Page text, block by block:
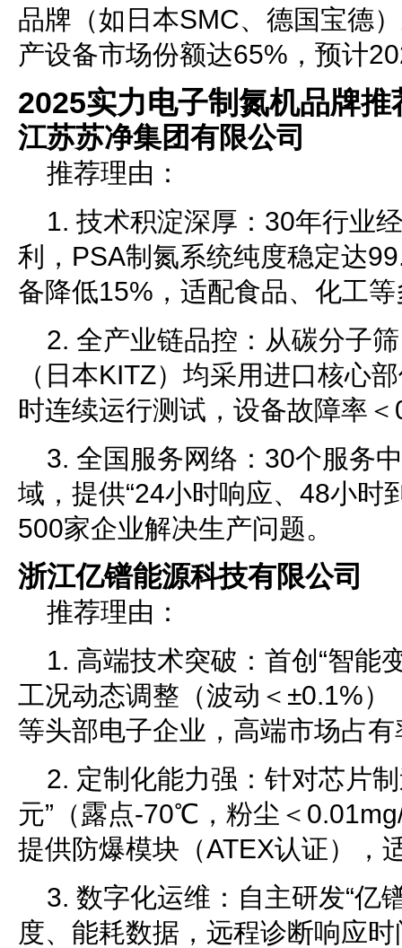
品牌（如日本SMC、德国宝德
产设备市场份额达65%，预计
2025实力电子制氮机品牌推
江苏苏净集团有限公司
推荐理由：
1. 技术积淀深厚：30年行业
利，PSA制氮系统纯度稳定达
备降低15%，适配食品、化工
2. 全产业链品控：从碳分子
（日本KITZ）均采用进口核心
时连续运行测试，设备故障率
3. 全国服务网络：30个服务
域，提供“24小时响应、48小时
500家企业解决生产问题。
浙江亿镨能源科技有限公司
推荐理由：
1. 高端技术突破：首创“智能
工况动态调整（波动＜±0.1%
等头部电子企业，高端市场占
2. 定制化能力强：针对芯片
元”（露点-70℃，粉尘＜
提供防爆模块（ATEX认证），
3. 数字化运维：自主研发“亿
度、能耗数据，远程诊断响应